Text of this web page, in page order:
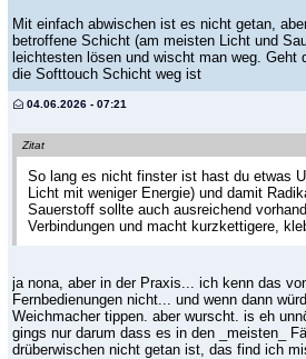
Mit einfach abwischen ist es nicht getan,
betroffene Schicht (am meisten Licht und
leichtesten lösen und wischt man weg. Geht
die Softtouch Schicht weg ist
04.06.2026 - 07:21
Zitat
So lang es nicht finster ist hast du etwas
Licht mit weniger Energie) und damit
Sauerstoff sollte auch ausreichend
Verbindungen und macht kurzkettigere,
ja nona, aber in der Praxis... ich kenn das
Fernbedienungen nicht... und wenn dann
Weichmacher tippen. aber wurscht. is eh
gings nur darum dass es in den _meisten_
drüberwischen nicht getan ist, das find ich